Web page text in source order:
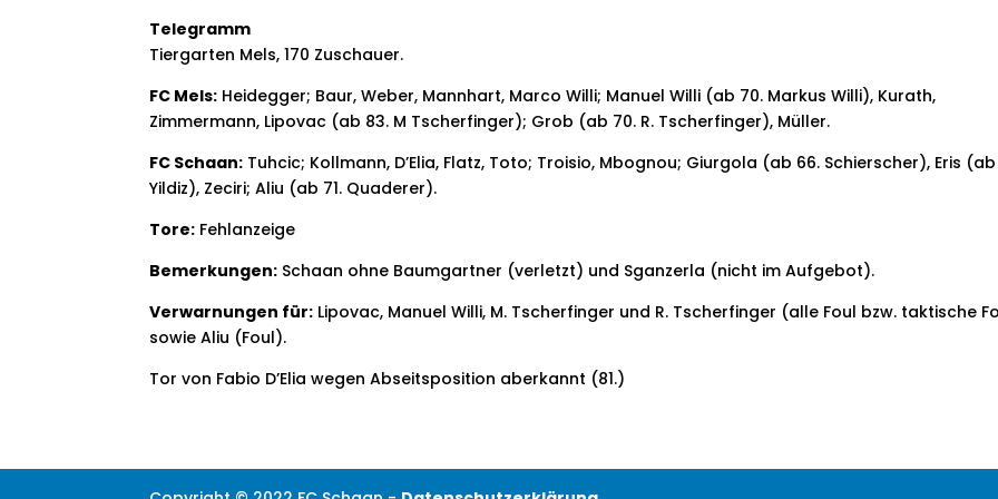
Telegramm
Tiergarten Mels, 170 Zuschauer.
FC Mels: Heidegger; Baur, Weber, Mannhart, Marco Willi; Manuel Willi (ab 70. Markus Willi), Kurath,
Zimmermann, Lipovac (ab 83. M Tscherfinger); Grob (ab 70. R. Tscherfinger), Müller.
FC Schaan: Tuhcic; Kollmann, D’Elia, Flatz, Toto; Troisio, Mbognou; Giurgola (ab 66. Schierscher), Eris
Yildiz), Zeciri; Aliu (ab 71. Quaderer).
Tore: Fehlanzeige
Bemerkungen: Schaan ohne Baumgartner (verletzt) und Sganzerla (nicht im Aufgebot).
Verwarnungen für: Lipovac, Manuel Willi, M. Tscherfinger und R. Tscherfinger (alle Foul bzw. taktische
sowie Aliu (Foul).
Tor von Fabio D’Elia wegen Abseitsposition aberkannt (81.)